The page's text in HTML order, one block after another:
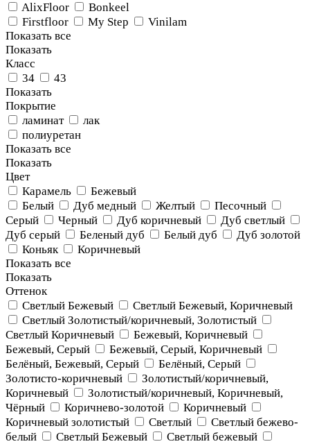
AlixFloor
Bonkeel
Firstfloor
My Step
Vinilam
Показать все
Показать
Класс
34
43
Показать
Покрытие
ламинат
лак
полиуретан
Показать все
Показать
Цвет
Карамель
Бежевый
Белый
Дуб медный Желтый
Песочный
Серый
Черный Дуб коричневый
Дуб светлый
Дуб серый
Беленый дуб Белый дуб
Дуб золотой
Коньяк
Коричневый
Показать все
Показать
Оттенок
Светлый Бежевый
Светлый Бежевый, Коричневый
Светлый Золотистый/коричневый, Золотистый
Светлый Коричневый
Бежевый, Коричневый
Бежевый, Серый
Бежевый, Серый, Коричневый
Белёный, Бежевый, Серый
Белёный, Серый
Золотисто-коричневый
Золотистый/коричневый,
Коричневый
Золотистый/коричневый, Коричневый,
Чёрный
Коричнево-золотой
Коричневый
Коричневый золотистый
Светлый
Светлый бежево-
белый
Светлый Бежевый
Светлый бежевый